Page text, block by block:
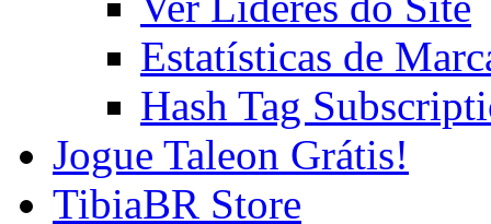
Estatísticas de
Hash Tag
Jogue Taleon Grátis!
TibiaBR Store